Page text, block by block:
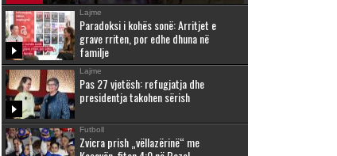
Lajme
Paradoksi i kohës sonë: Arritjet e
grave rriten, por edhe dhuna në
familje
Lajme
Pas 27 vjetësh: refugjatja dhe
presidentja takohen sërish
Futboll
Zvicra prish „vëllazërinë“ me